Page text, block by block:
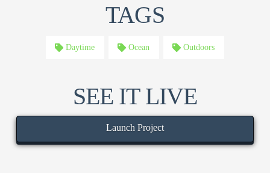
TAGS
Daytime Ocean Outdoors
SEE IT LIVE
Launch Project